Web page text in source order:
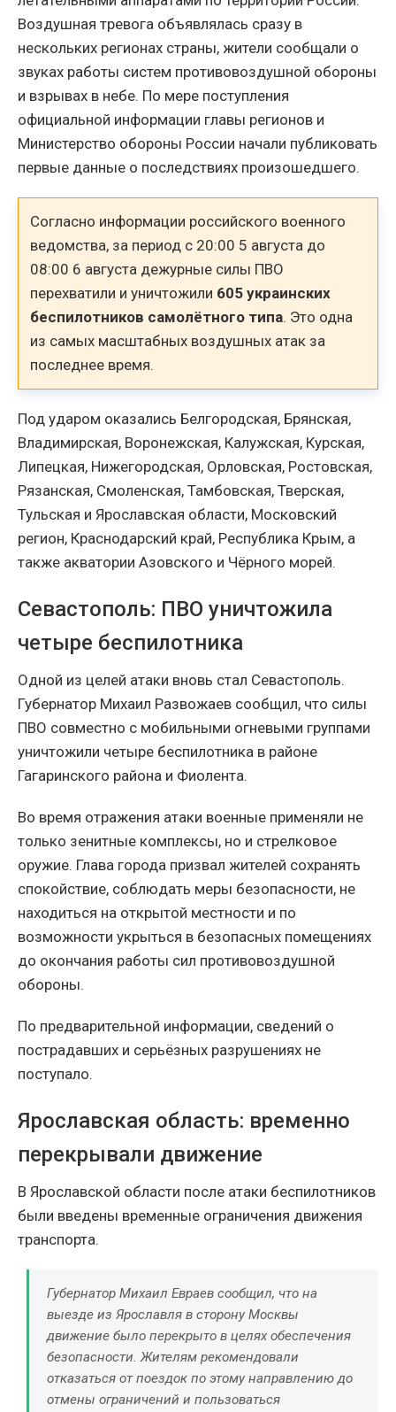
Воздушная тревога объявлялась сразу в
нескольких регионах страны, жители сообщали о
звуках работы систем противовоздушной обороны
и взрывах в небе. По мере поступления
официальной информации главы регионов и
Министерство обороны России начали публиковать
первые данные о последствиях произошедшего.
Согласно информации российского военного
ведомства, за период с 20:00 5 августа до
08:00 6 августа дежурные силы ПВО
перехватили и уничтожили 605 украинских
беспилотников самолётного типа. Это одна
из самых масштабных воздушных атак за
последнее время.
Под ударом оказались Белгородская, Брянская,
Владимирская, Воронежская, Калужская, Курская,
Липецкая, Нижегородская, Орловская, Ростовская,
Рязанская, Смоленская, Тамбовская, Тверская,
Тульская и Ярославская области, Московский
регион, Краснодарский край, Республика Крым, а
также акватории Азовского и Чёрного морей.
Севастополь: ПВО уничтожила
четыре беспилотника
Одной из целей атаки вновь стал Севастополь.
Губернатор Михаил Развожаев сообщил, что силы
ПВО совместно с мобильными огневыми группами
уничтожили четыре беспилотника в районе
Гагаринского района и Фиолента.
Во время отражения атаки военные применяли не
только зенитные комплексы, но и стрелковое
оружие. Глава города призвал жителей сохранять
спокойствие, соблюдать меры безопасности, не
находиться на открытой местности и по
возможности укрыться в безопасных помещениях
до окончания работы сил противовоздушной
обороны.
По предварительной информации, сведений о
пострадавших и серьёзных разрушениях не
поступало.
Ярославская область: временно
перекрывали движение
В Ярославской области после атаки беспилотников
были введены временные ограничения движения
транспорта.
Губернатор Михаил Евраев сообщил, что на
выезде из Ярославля в сторону Москвы
движение было перекрыто в целях обеспечения
безопасности. Жителям рекомендовали
отказаться от поездок по этому направлению до
отмены ограничений и пользоваться